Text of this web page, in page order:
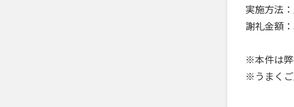
実施方法
謝礼金額
※本件は弊
※うまくご